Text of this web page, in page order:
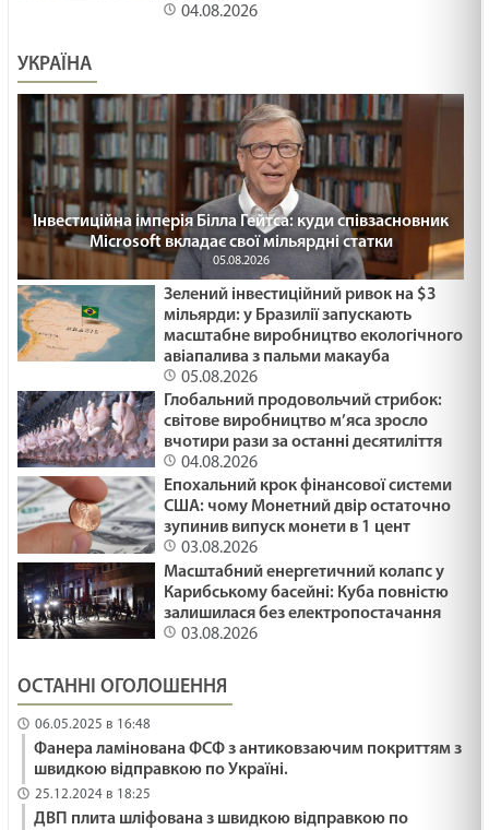
04.08.2026
УКРАЇНА
Інвестиційна імперія Білла Гейтса: куди співзасновник
Microsoft вкладає свої мільярдні статки
05.08.2026
Зелений інвестиційний ривок на $3
мільярди: у Бразилії запускають
масштабне виробництво екологічного
авіапалива з пальми макауба
05.08.2026
Глобальний продовольчий стрибок:
світове виробництво м’яса зросло
вчотири рази за останні десятиліття
04.08.2026
Епохальний крок фінансової системи
США: чому Монетний двір остаточно
зупинив випуск монети в 1 цент
03.08.2026
Масштабний енергетичний колапс у
Карибському басейні: Куба повністю
залишилася без електропостачання
03.08.2026
ОСТАННІ ОГОЛОШЕННЯ
06.05.2025 в 16:48
Фанера ламінована ФСФ з антиковзаючим покриттям з
швидкою відправкою по Україні.
25.12.2024 в 18:25
ДВП плита шліфована з швидкою відправкою по